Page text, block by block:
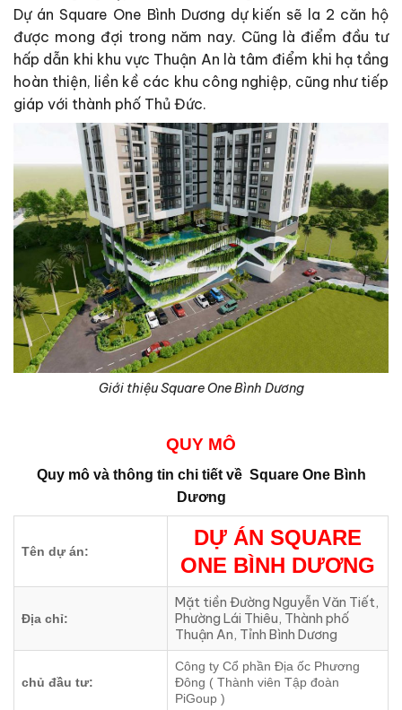
Dự án Square One Bình Dương dự kiến sẽ la 2 căn hộ
được mong đợi trong năm nay. Cũng là điểm đầu tư
hấp dẫn khi khu vực Thuận An là tâm điểm khi hạ tầng
hoàn thiện, liền kề các khu công nghiệp, cũng như tiếp
giáp với thành phố Thủ Đức.
Giới thiệu Square One Bình Dương
QUY MÔ
Quy mô và thông tin chi tiết vềSquare One Bình
Dương
Tên dự án:
DỰ ÁN SQUARE
ONE BÌNH DƯƠNG
Địa chỉ:
Mặt tiền Đường Nguyễn Văn Tiết,
Phường Lái Thiêu, Thành phố
Thuận An, Tỉnh Bình Dương
chủ đầu tư:
Công ty Cổ phần Địa ốc Phương
Đông ( Thành viên Tập đoàn
PiGoup )